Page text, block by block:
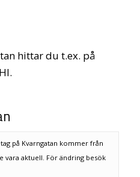
hittar du t.ex. på
på Kvarngatan kommer från
vara aktuell. För ändring besök